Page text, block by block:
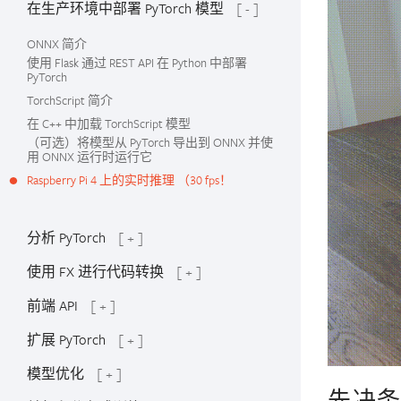
在生产环境中部署 PyTorch 模型 [ - ]
ONNX 简介
使用 Flask 通过 REST API 在 Python 中部署
PyTorch
TorchScript 简介
在 C++ 中加载 TorchScript 模型
（可选）将模型从 PyTorch 导出到 ONNX 并使
用 ONNX 运行时运行它
Raspberry Pi 4 上的实时推理 （30 fps！
分析 PyTorch
[ + ]
使用 FX 进行代码转换
[ + ]
前端 API
[ + ]
扩展 PyTorch
[ + ]
模型优化
[ + ]